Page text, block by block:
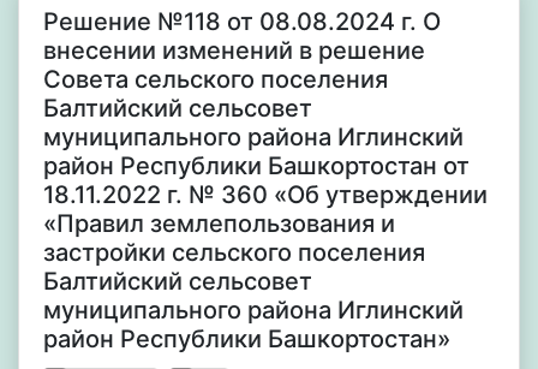
Решение №118 от 08.08.2024 г. О
внесении изменений в решение
Совета сельского поселения
Балтийский сельсовет
муниципального района Иглинский
район Республики Башкортостан от
18.11.2022 г. № 360 «Об утверждении
«Правил землепользования и
застройки сельского поселения
Балтийский сельсовет
муниципального района Иглинский
район Республики Башкортостан»